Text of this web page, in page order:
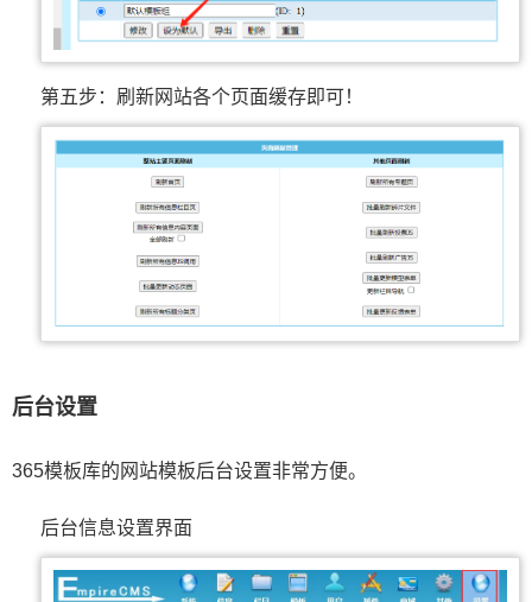
第五步：刷新网站各个页面缓存即可！
后台设置
365模板库的网站模板后台设置非常方便。
后台信息设置界面